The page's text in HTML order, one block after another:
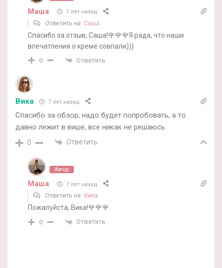
Маша 7 лет назад
Ответить на Саша
Спасибо за отзыв, Саша!🌹🌹🌹Я рада, что наши
впечатления о креме совпали)))
0 Ответить
Вика 7 лет назад
Спасибо за обзор, надо будет попробовать, а то
давно лежит в више, все никак не решаюсь.
0 Ответить
Автор
Маша 7 лет назад
Ответить на Вика
Пожалуйста, Вика!🌹🌹🌹
0 Ответить